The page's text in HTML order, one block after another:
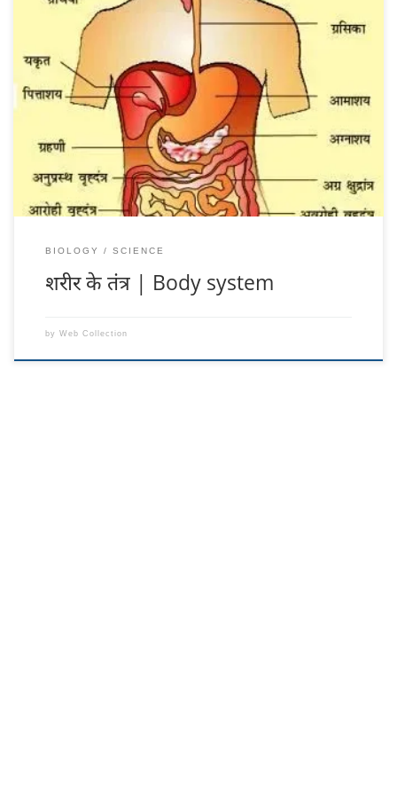
शरीर के तंत्र | Body System अंग तंत्र अंगों का एक समूह है जो एक कार्य विशेष
को अकेले या समूहिक रूप से मिल कर करते हैं। मानव शरीर के विभिन्न अंग तंत्र हैं–
पाचन तंत्र, परिसंचरण तंत्र, अंतःस्रावी तंत्र, उत्सर्जन तंत्र, प्रजनन तंत्र, तंत्रिका तंत्र, श्वसन
BIOLOGY SCIENCE
शरीर के तंत्र | Body system
by Web Collection